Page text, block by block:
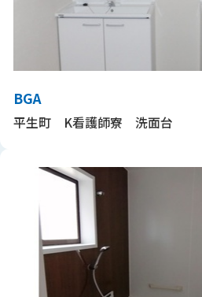
BGA
平生町 K看護師寮 洗面台